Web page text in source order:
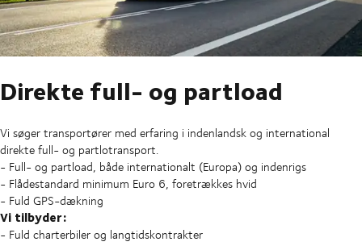
Direkte full- og partload
Vi søger transportører med erfaring i indenlandsk og international
direkte full- og partlotransport.
- Full- og partload, både internationalt (Europa) og indenrigs
- Flådestandard minimum Euro 6, foretrækkes hvid
- Fuld GPS-dækning
Vi tilbyder:
- Fuld charterbiler og langtidskontrakter